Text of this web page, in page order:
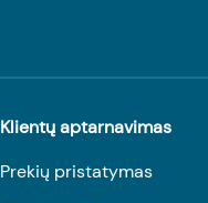
Klientų aptarnavimas
Prekių pristatymas